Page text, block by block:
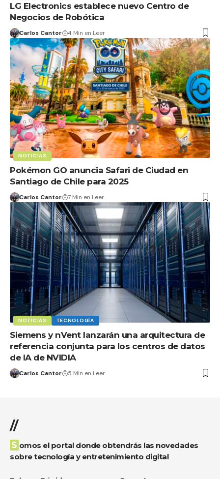
LG Electronics establece nuevo Centro de
Negocios de Robótica
Carlos Cantor 4 Min en Leer
NOTICIAS
Pokémon GO anuncia Safari de Ciudad en
Santiago de Chile para 2025
Carlos Cantor 7 Min en Leer
NOTICIAS TECNOLOGÍA
Siemens y nVent lanzarán una arquitectura de
referencia conjunta para los centros de datos
de IA de NVIDIA
Carlos Cantor 5 Min en Leer
//
Somos el portal donde obtendrás las novedades
sobre tecnología y entretenimiento digital